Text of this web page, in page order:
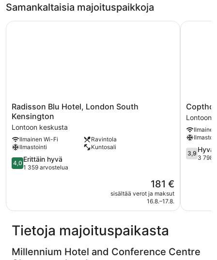
Samankaltaisia majoituspaikkoja
Radisson
Blu
Hotel,
London
South
Kensington
Lontoon
keskusta
Radisson Blu Hotel, London South
Kensington
Lontoon keskusta
Ilmainen Wi-Fi
Ravintola
Ilmastointi
Kuntosali
4.0
kautta
arvostelua
4,0 Erittäin hyvä
1 359 arvostelua
Hinta
on
181 €
181 €
sisältää verot ja maksut
16.8.–17.8.
Radisson Blu Hotel, London South Kensington
Tara
Hotel
London
Lontoon
keskusta
Lontoon
3.9
kautta
3,9 Hyvä
3 798
Tietoja majoituspaikasta
Millennium Hotel and Conference Centre